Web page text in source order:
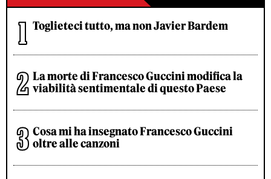
Toglieteci tutto, ma non Javier Bardem
La morte di Francesco Guccini modifica la
viabilità sentimentale di questo Paese
Cosa mi ha insegnato Francesco Guccini
oltre alle canzoni